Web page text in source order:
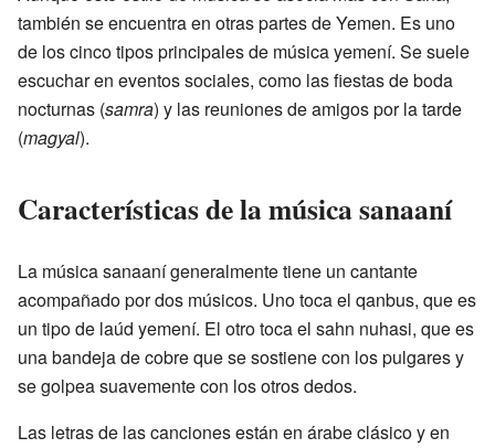
también se encuentra en otras partes de Yemen. Es uno
de los cinco tipos principales de música yemení. Se suele
escuchar en eventos sociales, como las fiestas de boda
nocturnas (samra) y las reuniones de amigos por la tarde
(magyal).
Características de la música sanaaní
La música sanaaní generalmente tiene un cantante
acompañado por dos músicos. Uno toca el qanbus, que es
un tipo de laúd yemení. El otro toca el sahn nuhasi, que es
una bandeja de cobre que se sostiene con los pulgares y
se golpea suavemente con los otros dedos.
Las letras de las canciones están en árabe clásico y en